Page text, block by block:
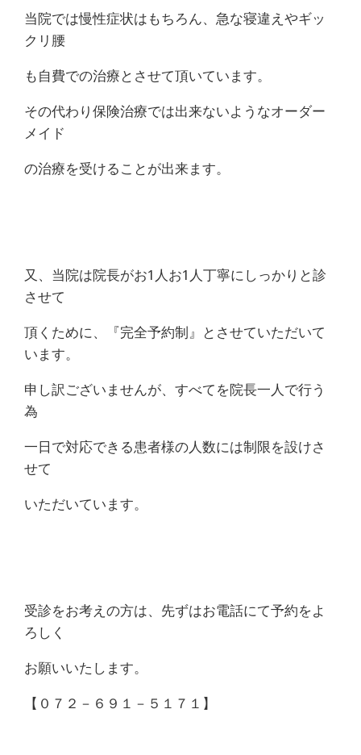
当院では慢性症状はもちろん、急な寝違えやギッ
クリ腰
も自費での治療とさせて頂いています。
その代わり保険治療では出来ないようなオーダー
メイド
の治療を受けることが出来ます。
又、当院は院長がお1人お1人丁寧にしっかりと診
させて
頂くために、『完全予約制』とさせていただいて
います。
申し訳ございませんが、すべてを院長一人で行う
為
一日で対応できる患者様の人数には制限を設けさ
せて
いただいています。
受診をお考えの方は、先ずはお電話にて予約をよ
ろしく
お願いいたします。
【０７２－６９１－５１７１】